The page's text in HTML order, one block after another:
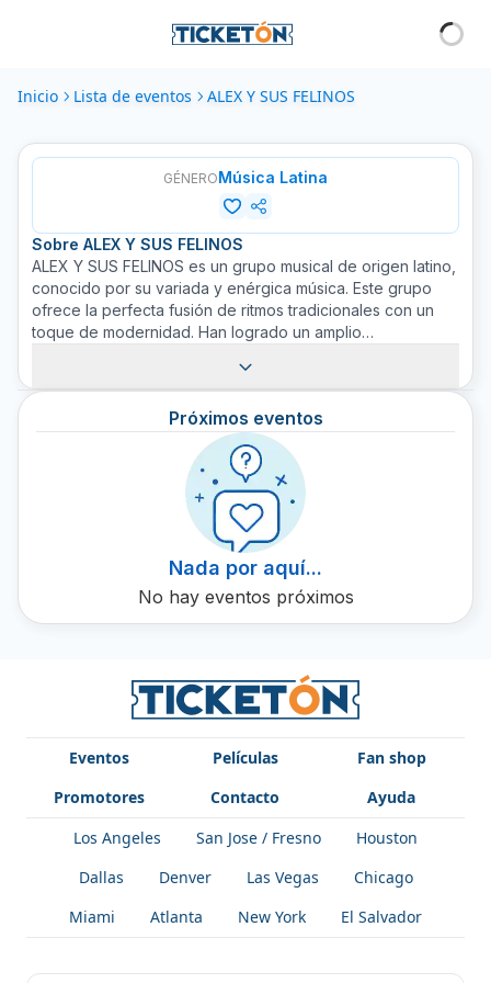
Inicio Lista de eventos ALEX Y SUS FELINOS
GÉNEROMúsica Latina
Sobre ALEX Y SUS FELINOS
ALEX Y SUS FELINOS es un grupo musical de origen latino,
conocido por su variada y enérgica música. Este grupo
ofrece la perfecta fusión de ritmos tradicionales con un
toque de modernidad. Han logrado un amplio
base de fanáticos leales debido a su capacidad creativa
para fusionar diferentes estilos y producir melodías
contagiosas. Han permanecido true to their Latin roots
while also experimenting with other genres, ensuring
every performance is unique. Ven y disfruta de un
concierto inolvidable con ALEX Y SUS FELINOS. Compra
tus boletos en Ticketón hoy.
Próximos eventos
Nada por aquí...
No hay eventos próximos
Eventos Películas
Fan shop
Promotores
Contacto
Ayuda
Los Angeles
San Jose / Fresno
Houston
Dallas
Denver Las Vegas
Chicago
Miami
Atlanta New York El Salvador